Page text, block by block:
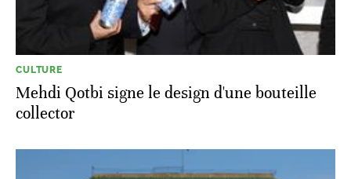
CULTURE
Mehdi Qotbi signe le design d'une bouteille
collector